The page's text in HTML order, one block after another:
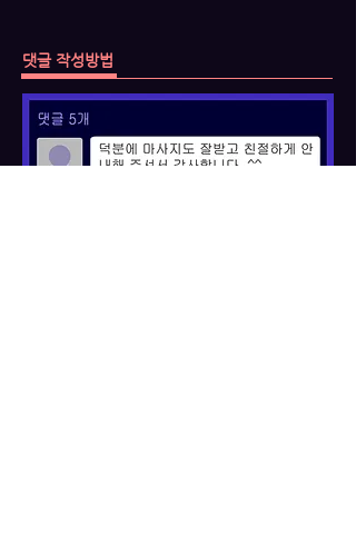
댓글 작성방법